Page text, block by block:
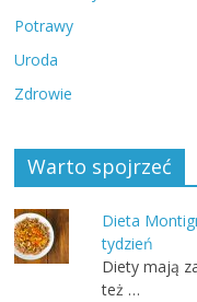
Potrawy
Uroda
Zdrowie
Warto spojrzeć
Dieta
tydzień
Diety mają
też …